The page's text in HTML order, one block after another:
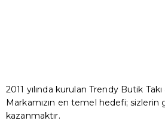
2011 yılında kurulan Trendy Butik
Markamızın en temel hedefi; sizlerin
kazanmaktır.